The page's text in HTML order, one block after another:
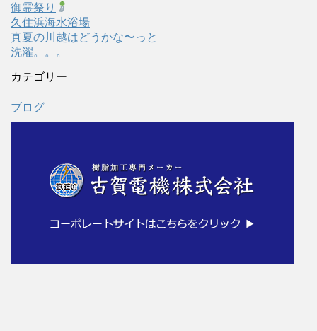
御霊祭り
久住浜海水浴場
真夏の川越はどうかな〜っと
洗濯。。。
カテゴリー
ブログ